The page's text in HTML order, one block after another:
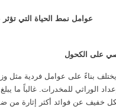
عوامل نمط الحياة التي تؤثر
على الكحول
يختلف بناءً على عوامل فردية مثل
الوراثي للمخدرات. غالباً ما
خفيف عن فوائد أكثر إثارة من